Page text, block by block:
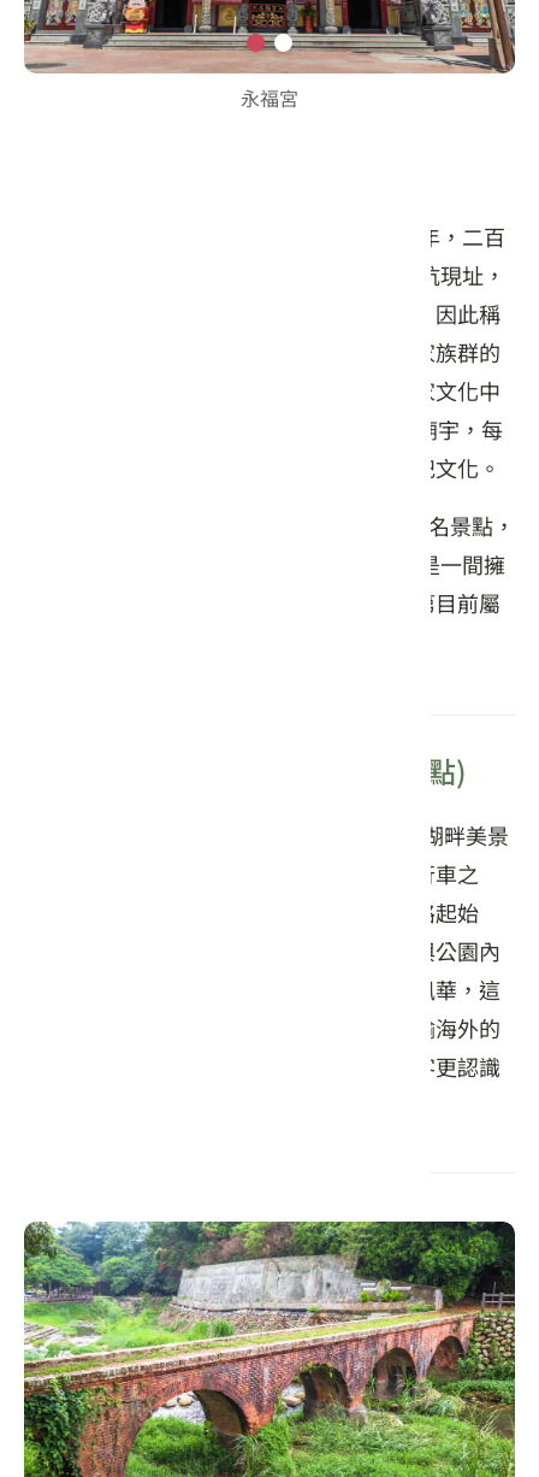
永福宮
永福宮位於三坑老街的中心，建立於1744年，二百
餘年來已歷經三次遷移，於1924年遷至三坑現址，
廟宇主祀掌管天、地、水三界的三官大帝，因此稱
之為「三界爺」或是「天神爺」。過去客家族群的
開墾與灌溉都仰賴水，因此三界爺成了客家文化中
的重要信仰，桃園就有22座主祀三界爺的廟宇，每
年皆會辦理三界爺文化祭，傳承重要的祭祀文化。
而距離三坑老街約200公尺處還有另一處知名景點，
名為青錢第古宅，建於1895年甲午戰爭，是一間擁
有超過百年以上歷史的三合院建築。青錢第目前屬
三坑生態公園(樟之細路0公里起點)
三坑自然生態公園占地約3.8公頃，除了有湖畔美景
與青青草地，還能串聯三坑鐵馬道來趟自行車之
旅。而三坑自然生態公園同時也是樟之細路起始
點，公園入口的打卡意象、挑擔細路營造與公園內
的裝置藝術等等重塑出了龍潭三坑的昔日風華，這
裡是過去茶、米、樟腦、糖等在地產業運輸海外的
重要港口，希望透過這些裝置藝術能讓遊客更認識